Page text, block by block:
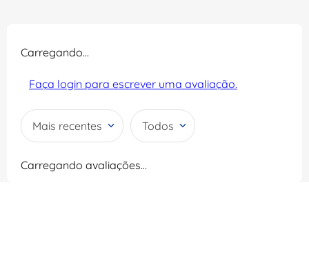
Carregando…
Faça login para escrever uma avaliação.
Mais recentes Todos
Carregando avaliações…